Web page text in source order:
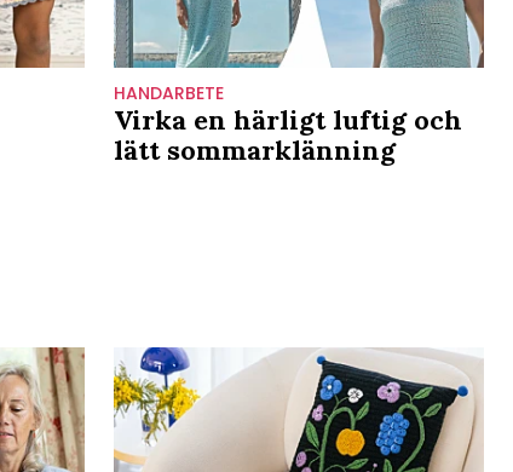
HANDARBETE
Virka en härligt luftig och
lätt sommarklänning